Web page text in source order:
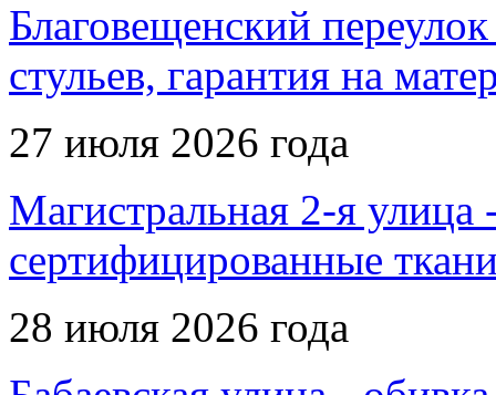
Благовещенский
стульев, гарантия на
27 июля 2026 года
Магистральная 2-я улица
сертифицированные
28 июля 2026 года